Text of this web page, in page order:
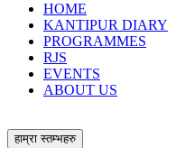
HOME
KANTIPUR DIARY
PROGRAMMES
RJS
EVENTS
ABOUT US
हाम्रा स्तम्भहरु